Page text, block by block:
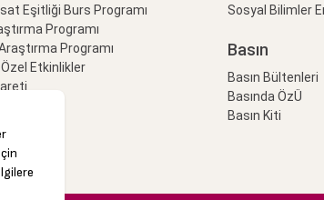
Eşitliği Burs Programı
Programı
Programı
Etkinlikler
Sosyal Bilimler
Basın
Basın Bültenleri
Basında ÖzÜ
Basın Kiti